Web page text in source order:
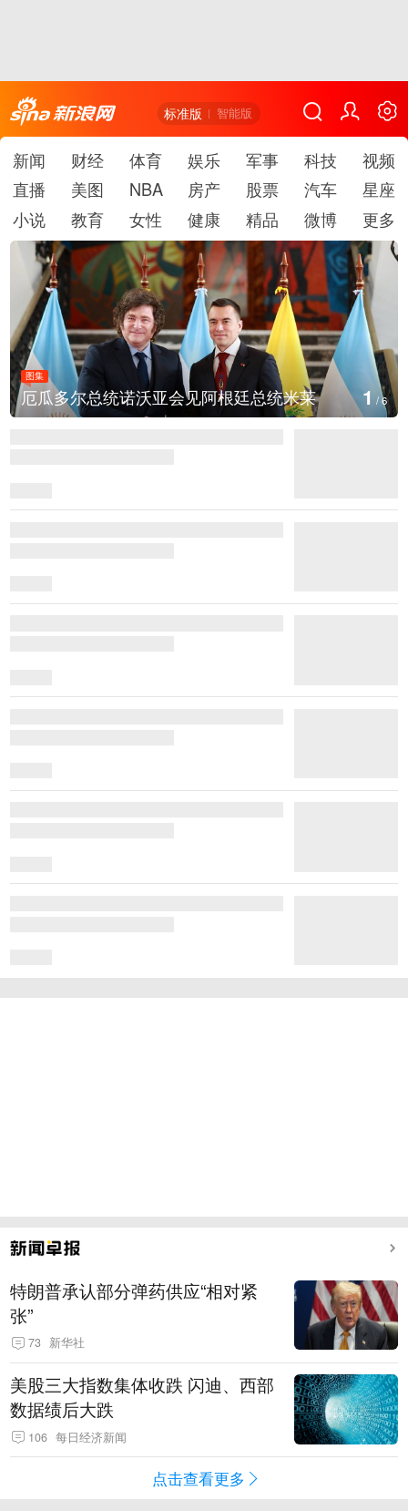
标准版 智能版
新闻 财经 体育 娱乐 军事 科技
视频
直播
美图 NBA 房产 股票 汽车
星座
小说
教育 女性 健康 精品 微博 更多
图集
厄瓜多尔总统诺沃亚会见阿根廷总统米莱 1/6
特朗普承认部分弹药供应“相对紧
张”
73 新华社
美股三大指数集体收跌 闪迪、西部
数据绩后大跌
106 每日经济新闻
点击查看更多